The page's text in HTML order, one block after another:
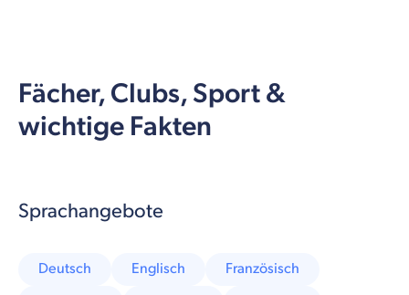
Fächer, Clubs, Sport &
wichtige Fakten
Sprachangebote
Deutsch Englisch
Französisch